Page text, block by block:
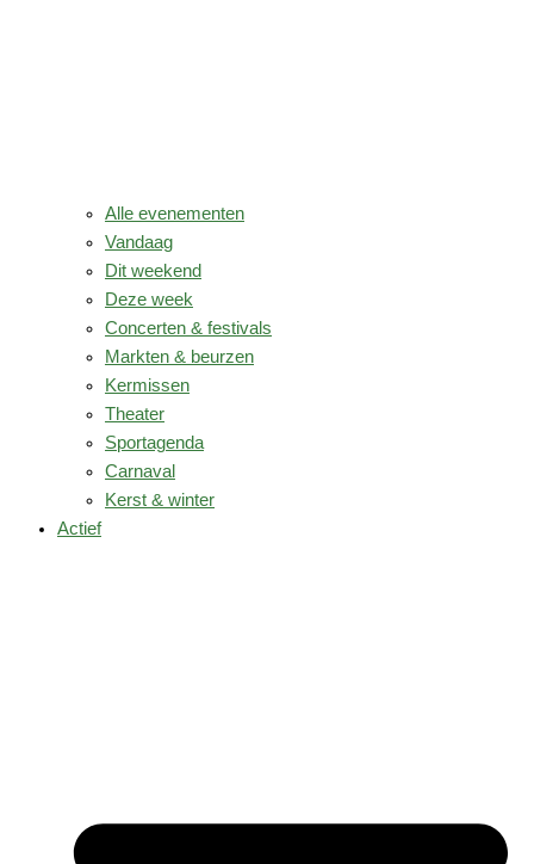
Alle evenementen
Vandaag
Dit weekend
Deze week
Concerten & festivals
Markten & beurzen
Kermissen
Theater
Sportagenda
Carnaval
Kerst & winter
Actief